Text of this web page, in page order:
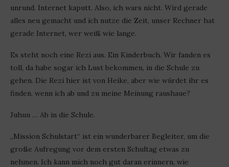
unrund. Internet kaputt. Also, ich wars nicht. Wird gerade
alles neu gemacht und ich nutze die Zeit, unser Rechner hat
gerade Internet, wer weiß wie lange.
Es steht noch eine Rezi aus. Ein Kinderbuch. Wir fanden es
toll, da habe sogar ich Lust bekommen, in die Schule zu
gehen. Die Rezi hier ist von Heike, aber wie würdet ihr es
finden, wenn ich ab und zu meine Meinung raushaue?
Juhuu … Ab in die Schule.
„Mission Schulstart“ ist ein wunderbarer Begleiter, um die
große Aufregung vor dem ersten Schultag etwas zu
nehmen. Ich kann mich noch gut daran erinnern, wie